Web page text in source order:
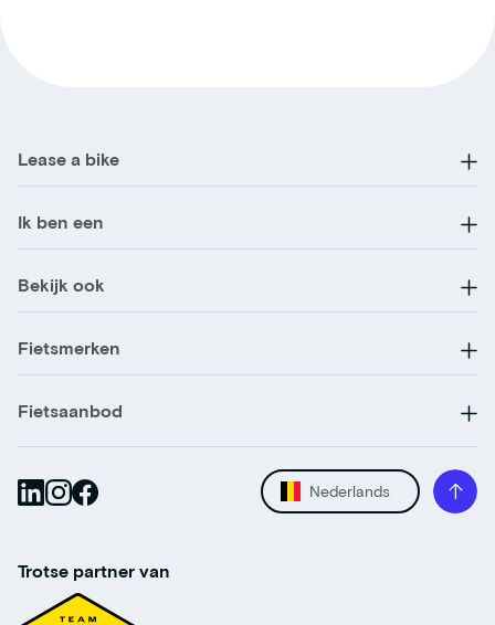
Lease a bike
Ik ben een
Bekijk ook
Fietsmerken
Fietsaanbod
Nederlands
Trotse partner van